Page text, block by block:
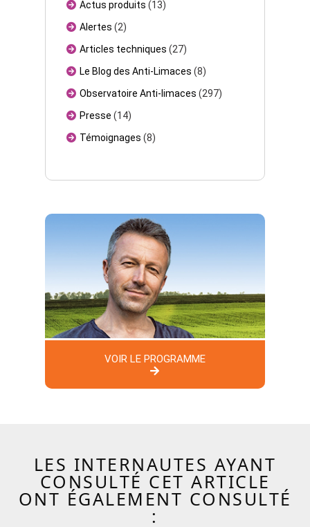
Actus produits (13)
Alertes (2)
Articles techniques (27)
Le Blog des Anti-Limaces (8)
Observatoire Anti-limaces (297)
Presse (14)
Témoignages (8)
VOIR LE PROGRAMME
LES INTERNAUTES AYANT
CONSULTÉ CET ARTICLE
ONT ÉGALEMENT CONSULTÉ
: